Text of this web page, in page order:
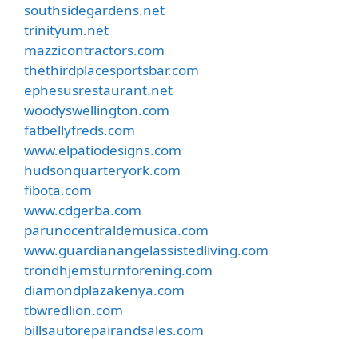
southsidegardens.net
trinityum.net
mazzicontractors.com
thethirdplacesportsbar.com
ephesusrestaurant.net
woodyswellington.com
fatbellyfreds.com
www.elpatiodesigns.com
hudsonquarteryork.com
fibota.com
www.cdgerba.com
parunocentraldemusica.com
www.guardianangelassistedliving.com
trondhjemsturnforening.com
diamondplazakenya.com
tbwredlion.com
billsautorepairandsales.com